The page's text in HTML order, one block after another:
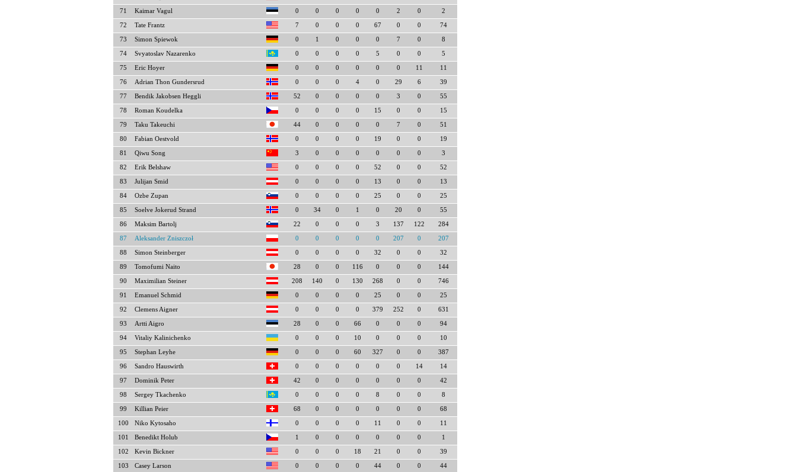
71 Kaimar Vagul 0 0 0 0 0 2 0 2
72 Tate Frantz 7 0 0 0 67 0 0 74
73 Simon Spiewok 0 1 0 0 0 7 0 8
74 Svyatoslav Nazarenko 0 0 0 0 5 0 0 5
75 Eric Hoyer 0 0 0 0 0 0 11 11
76 Adrian Thon Gundersrud 0 0 0 4 0 29 6 39
77 Bendik Jakobsen Heggli 52 0 0 0 0 3 0 55
78 Roman Koudelka 0 0 0 0 15 0 0 15
79 Taku Takeuchi 44 0 0 0 0 7 0 51
80 Fabian Oestvold 0 0 0 0 19 0 0 19
81 Qiwu Song 3 0 0 0 0 0 0 3
82 Erik Belshaw 0 0 0 0 52 0 0 52
83 Julijan Smid 0 0 0 0 13 0 0 13
84 Ozbe Zupan 0 0 0 0 25 0 0 25
85 Soelve Jokerud Strand 0 34 0 1 0 20 0 55
86 Maksim Bartolj 22 0 0 0 3 137 122 284
87 Aleksander Zniszczoł 0 0 0 0 0 207 0 207
88 Simon Steinberger 0 0 0 0 32 0 0 32
89 Tomofumi Naito 28 0 0 116 0 0 0 144
90 Maximilian Steiner 208 140 0 130 268 0 0 746
91 Emanuel Schmid 0 0 0 0 25 0 0 25
92 Clemens Aigner 0 0 0 0 379 252 0 631
93 Artti Aigro 28 0 0 66 0 0 0 94
94 Vitaliy Kalinichenko 0 0 0 10 0 0 0 10
95 Stephan Leyhe 0 0 0 60 327 0 0 387
96 Sandro Hauswirth 0 0 0 0 0 0 14 14
97 Dominik Peter 42 0 0 0 0 0 0 42
98 Sergey Tkachenko 0 0 0 0 8 0 0 8
99 Killian Peier 68 0 0 0 0 0 0 68
100 Niko Kytosaho 0 0 0 0 11 0 0 11
101 Benedikt Holub 1 0 0 0 0 0 0 1
102 Kevin Bickner 0 0 0 18 21 0 0 39
103 Casey Larson 0 0 0 0 44 0 0 44